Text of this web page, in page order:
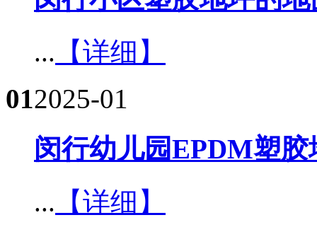
... 【详细】
012025-01
闵行幼儿园EPDM塑
... 【详细】